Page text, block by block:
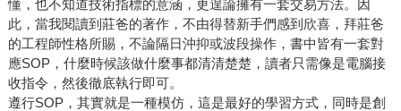
懂，也不知道技術指標的意涵，更遑論擁有一套交易方法。因
此，當我閱讀到莊爸的著作，不由得替新手們感到欣喜，拜莊爸
的工程師性格所賜，不論隔日沖抑或波段操作，書中皆有一套對
應SOP，什麼時候該做什麼事都清清楚楚，讀者只需像是電腦接
收指令，然後徹底執行即可。
遵行SOP，其實就是一種模仿，這是最好的學習方式，同時是創